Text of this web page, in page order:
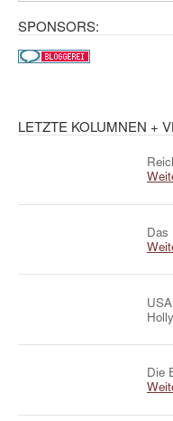
SPONSORS:
LETZTE KOLUMNEN +
Das
Die